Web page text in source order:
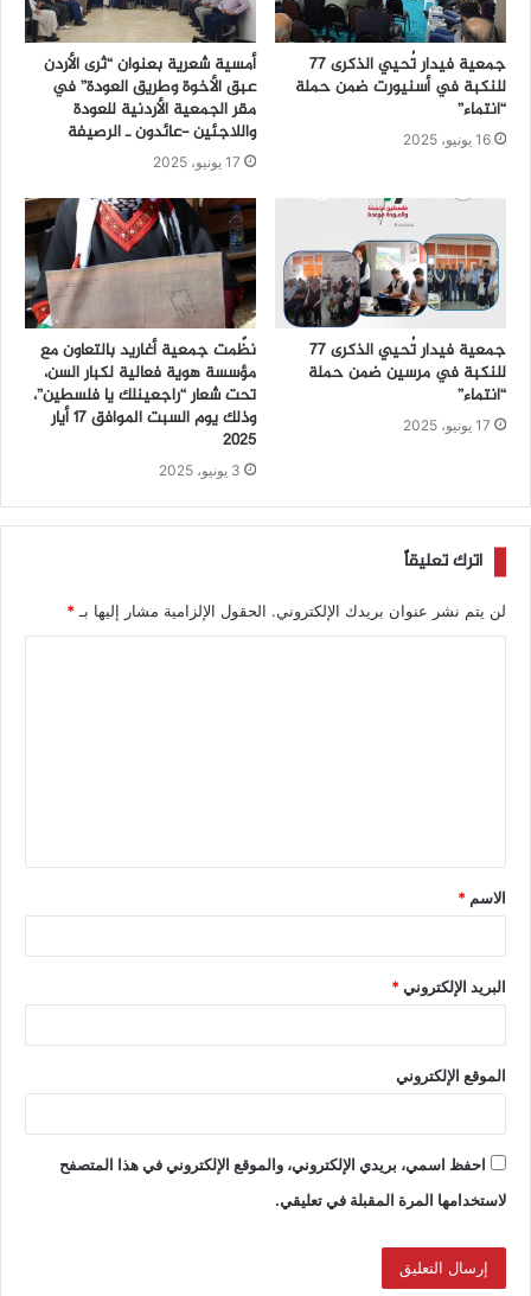
جمعية فيدار تُحيي الذكرى 77
للنكبة في أسنيورت ضمن حملة
“انتماء”
16 يونيو، 2025
أمسية شعرية بعنوان “ثرى الأردن
عبق الأخوة وطريق العودة” في
مقر الجمعية الأردنية للعودة
واللاجئين -عائدون ـ الرصيفة
17 يونيو، 2025
جمعية فيدار تُحيي الذكرى 77
للنكبة في مرسين ضمن حملة
“انتماء”
17 يونيو، 2025
نظّمت جمعية أغاريد بالتعاون مع
مؤسسة هوية فعالية لكبار السن،
تحت شعار “راجعينلك يا فلسطين”،
وذلك يوم السبت الموافق 17 أيار
2025
3 يونيو، 2025
اترك تعليقاً
لن يتم نشر عنوان بريدك الإلكتروني. الحقول الإلزامية مشار إليها بـ *
الاسم *
البريد الإلكتروني*
الموقع الإلكتروني
احفظ اسمي، بريدي الإلكتروني، والموقع الإلكتروني في هذا المتصفح
لاستخدامها المرة المقبلة في تعليقي.